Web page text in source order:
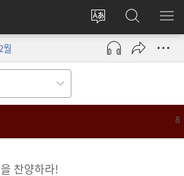
사이트
언어
변경
로그인
(새로운
열기)
JW.ORG
검색
메
찬양하라!